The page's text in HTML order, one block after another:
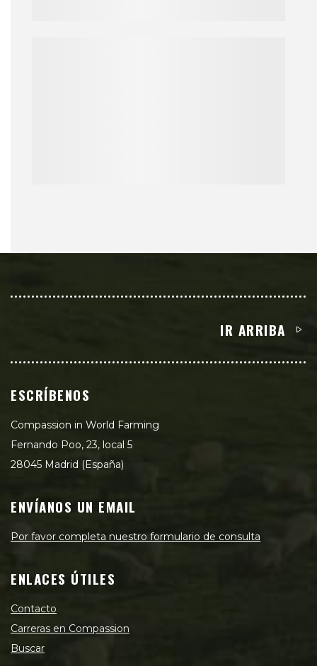
IR ARRIBA
ESCRÍBENOS
Compassion in World Farming
Fernando Poo, 23, local 5
28045 Madrid (España)
ENVÍANOS UN EMAIL
Por favor completa nuestro formulario de consulta
ENLACES ÚTILES
Contacto
Carreras en Compassion
Buscar